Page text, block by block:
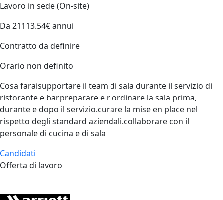
Lavoro in sede (On-site)
Da 21113.54€ annui
Contratto da definire
Orario non definito
Cosa faraisupportare il team di sala durante il servizio di
ristorante e bar.preparare e riordinare la sala prima,
durante e dopo il servizio.curare la mise en place nel
rispetto degli standard aziendali.collaborare con il
personale di cucina e di sala
Candidati
Offerta di lavoro